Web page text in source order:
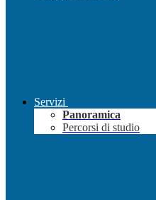
Servizi
Panoramica
Percorsi di studio